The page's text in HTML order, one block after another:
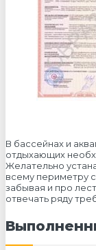
В бассейнах и
отдыхающих
Желательно
всему периметру
забывая и про
отвечать ряду